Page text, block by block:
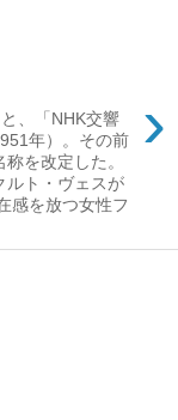
›
、「NHK交響
年）。その前
を改定した。
ルト・ヴェスが
感を放つ女性フ